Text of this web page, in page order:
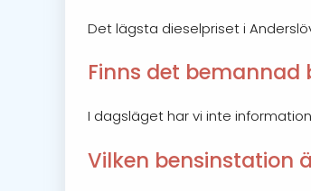
Det lägsta dieselpriset i
Finns det bemannad
I dagsläget har vi inte
Vilken bensinstation